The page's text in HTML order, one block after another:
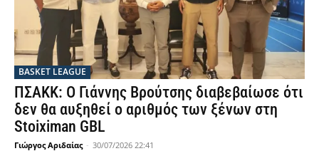
BASKET LEAGUE
ΠΣΑΚΚ: Ο Γιάννης Βρούτσης διαβεβαίωσε ότι
δεν θα αυξηθεί ο αριθμός των ξένων στη
Stoiximan GBL
Γιώργος Αριδαίας - 30/07/2026 22:41